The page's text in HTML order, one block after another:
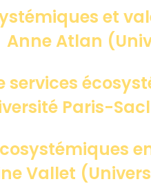
et
Atlan
services
Paris-
Vallet